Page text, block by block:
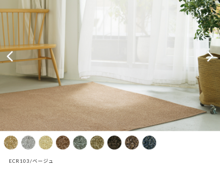
ECR103/ベージュ